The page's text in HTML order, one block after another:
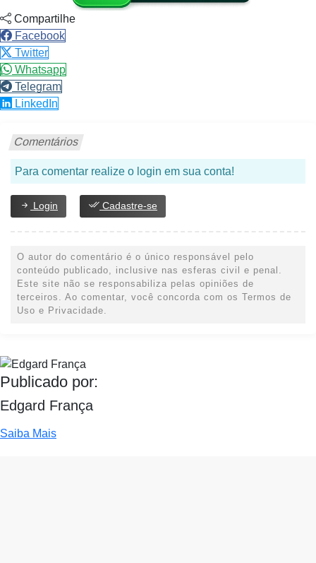
Compartilhe
Facebook
Twitter
Whatsapp
Telegram
LinkedIn
Comentários
Para comentar realize o login em sua conta!
Login Cadastre-se
O autor do comentário é o único responsável pelo
conteúdo publicado, inclusive nas esferas civil e penal.
Este site não se responsabiliza pelas opiniões de
terceiros. Ao comentar, você concorda com os Termos de
Uso e Privacidade.
Publicado por:
Edgard França
Saiba Mais